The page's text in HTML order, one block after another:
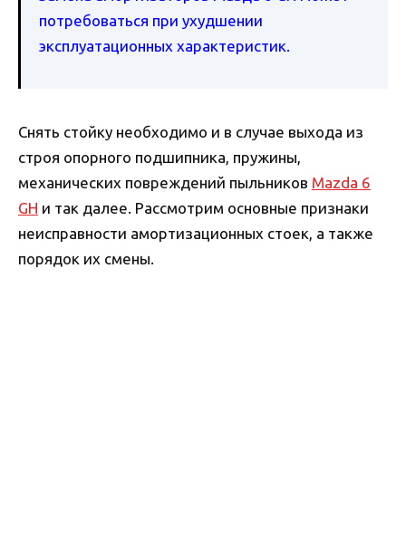
потребоваться при ухудшении
эксплуатационных характеристик.
Снять стойку необходимо и в случае выхода из
строя опорного подшипника, пружины,
механических повреждений пыльников Mazda 6
GH и так далее. Рассмотрим основные признаки
неисправности амортизационных стоек, а также
порядок их смены.